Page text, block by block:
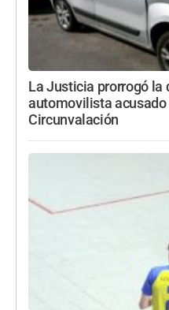
La Justicia prorrogó la
automovilista
Circunvalación